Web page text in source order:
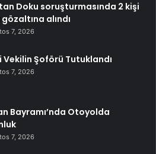
Doku soruşturmasında 2 kişi
alındı
7, 2026
Vekilin Şoförü Tutuklandı
7, 2026
Bayramı’nda Otoyolda
7, 2026